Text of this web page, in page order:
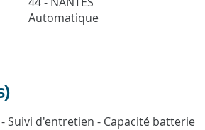
Automatique
Suivi d'entretien - Capacité batterie